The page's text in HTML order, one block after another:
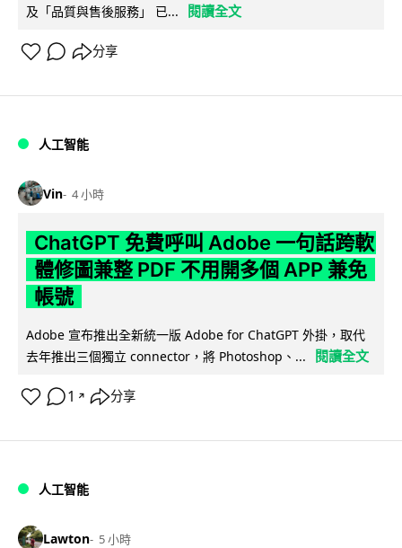
及「品質與售後服務」 已...
閱讀全文
分享
人工智能
Vin 4 小時
ChatGPT 免費呼叫 Adobe 一句話跨軟
體修圖兼整 PDF 不用開多個 APP 兼免
帳號
Adobe 宣布推出全新統一版 Adobe for ChatGPT 外掛，取代
去年推出三個獨立 connector，將 Photoshop、...
閱讀全文
1 ↗ 分享
人工智能
Lawton 5 小時